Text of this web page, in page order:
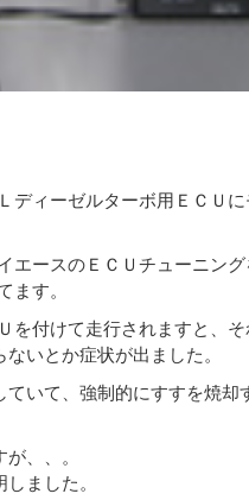
ィーゼルターボ用ＥＣＵ
エースのＥＣＵチューニング
ます。
を付けて走行されますと、
いとか症状が出ました。
いて、強制的にすすを焼却
、、。
ました。